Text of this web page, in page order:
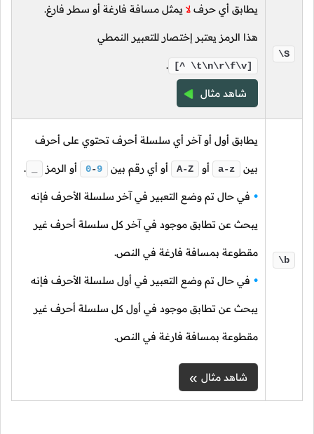
\S
يطابق أي حرف لا يمثل مسافة فارغة أو سطر فارغ.
هذا الرمز يعتبر إختصار للتعبير النمطي
[^ \t\n\r\f\v]
.
شاهد مثال
\b
يطابق أول أو آخر أي سلسلة أحرف تحتوي على أحرف
بين a-z أو A-Z أو أي رقم بين 0-9 أو الرمز .
في حال تم وضع التعبير في آخر سلسلة الأحرف فإنه
يبحث عن تطابق موجود في آخر كل سلسلة أحرف غير
مقطوعة بمسافة فارغة في النص.
في حال تم وضع التعبير في أول سلسلة الأحرف فإنه
يبحث عن تطابق موجود في أول كل سلسلة أحرف غير
مقطوعة بمسافة فارغة في النص.
شاهد مثال